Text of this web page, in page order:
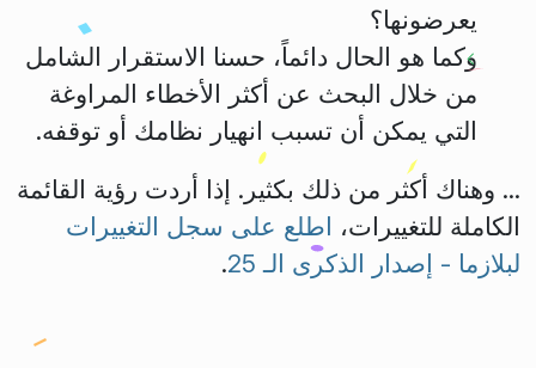
يعرضونها؟
وكما هو الحال دائماً، حسنا الاستقرار الشامل
من خلال البحث عن أكثر الأخطاء المراوغة
التي يمكن أن تسبب انهيار نظامك أو توقفه.
... وهناك أكثر من ذلك بكثير. إذا أردت رؤية القائمة
الكاملة للتغييرات، اطلع على سجل التغييرات
لبلازما - إصدار الذكرى الـ 25
.